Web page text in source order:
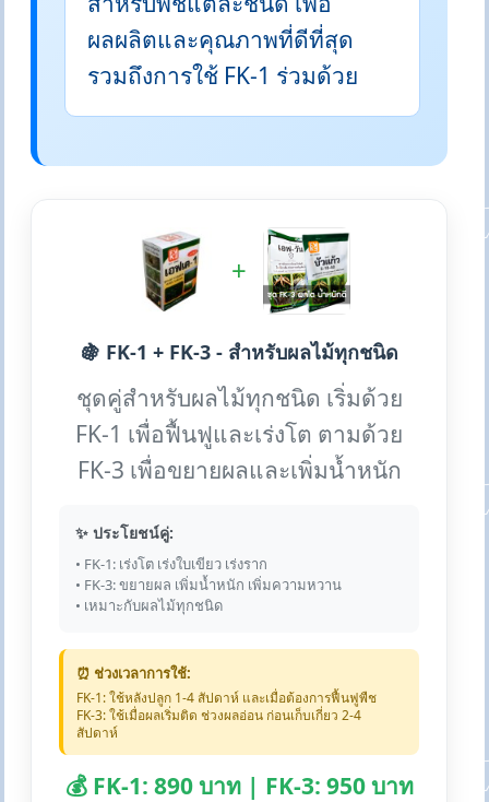
ผลผลิตและคุณภาพที่ดีที่สุด
รวมถึงการใช้ FK-1 ร่วมด้วย
+
🍇 FK-1 + FK-3 - สำหรับผลไม้ทุกชนิด
ชุดคู่สำหรับผลไม้ทุกชนิด เริ่มด้วย
FK-1 เพื่อฟื้นฟูและเร่งโต ตามด้วย
FK-3 เพื่อขยายผลและเพิ่มน้ำหนัก
✨ ประโยชน์คู่:
• FK-1: เร่งโต เร่งใบเขียว เร่งราก
• FK-3: ขยายผล เพิ่มน้ำหนัก เพิ่มความหวาน
• เหมาะกับผลไม้ทุกชนิด
⏰ ช่วงเวลาการใช้:
FK-1: ใช้หลังปลูก 1-4 สัปดาห์ และเมื่อต้องการฟื้นฟูพืช
FK-3: ใช้เมื่อผลเริ่มติด ช่วงผลอ่อน ก่อนเก็บเกี่ยว 2-4
สัปดาห์
💰 FK-1: 890 บาท | FK-3: 950 บาท